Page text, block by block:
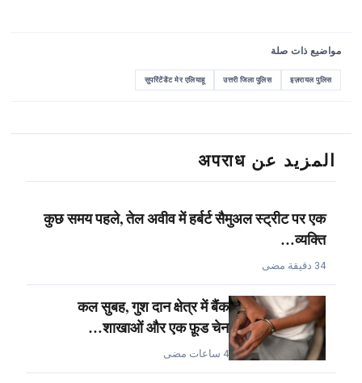
مواضيع ذات صلة
इज़रायल पुलिस
उत्तरी जिला पुलिस
सुपरिंटेंडेंट मेर एलियाहू
المزيد عن अपराध
कुछ समय पहले, तेल अवीव में हर्बर्ट सैमुअल स्ट्रीट पर एक
व्यक्ति…
34 دقيقة مضى
कल सुबह, गुश दान क्षेत्र में बैंक
शाखाओं और एक फ़ूड चेन…
4 ساعات مضى